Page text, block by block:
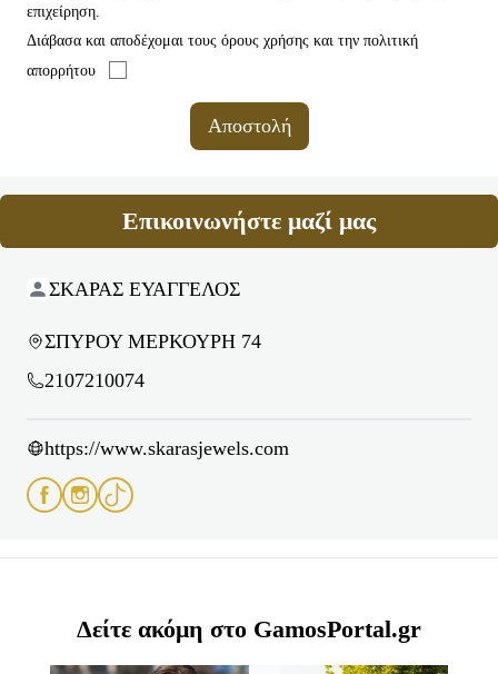
επιχείρηση.
Διάβασα και αποδέχομαι τους όρους χρήσης και την πολιτική
απορρήτου
Αποστολή
Επικοινωνήστε μαζί μας
ΣΚΑΡΑΣ ΕΥΑΓΓΕΛΟΣ
ΣΠΥΡΟΥ ΜΕΡΚΟΥΡΗ 74
2107210074
https://www.skarasjewels.com
Δείτε ακόμη στο GamosPortal.gr